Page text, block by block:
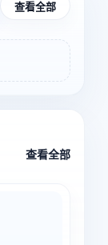
查看全部
查看全部